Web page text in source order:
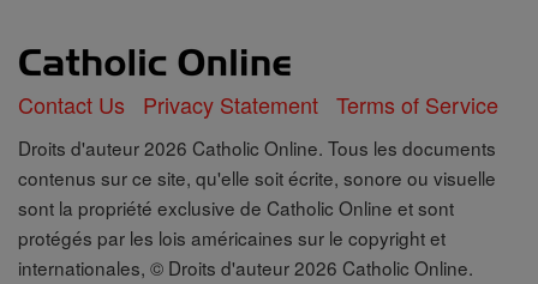
Contact Us Privacy Statement Terms of Service
Droits d'auteur 2026 Catholic Online. Tous les documents
contenus sur ce site, qu'elle soit écrite, sonore ou visuelle
sont la propriété exclusive de Catholic Online et sont
protégés par les lois américaines sur le copyright et
internationales, © Droits d'auteur 2026 Catholic Online.